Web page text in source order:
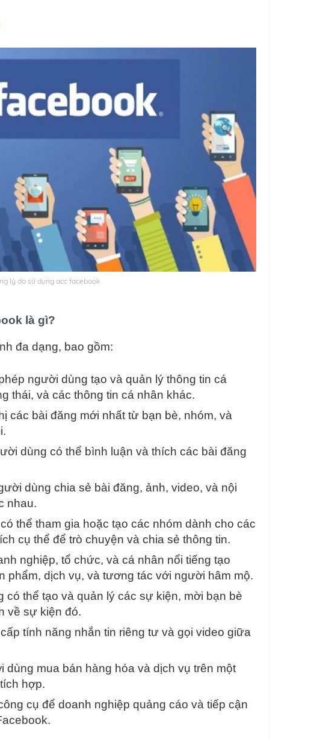
lý do sử dụng acc facebook
là gì?
đa dạng, bao gồm:
người dùng tạo và quản lý thông tin cá
thái, và các thông tin cá nhân khác.
các bài đăng mới nhất từ bạn bè, nhóm, và
dùng có thể bình luận và thích các bài đăng
dùng chia sẻ bài đăng, ảnh, video, và nội
nhau.
thể tham gia hoặc tạo các nhóm dành cho các
cụ thể để trò chuyện và chia sẻ thông tin.
nghiệp, tổ chức, và cá nhân nổi tiếng tạo
phẩm, dịch vụ, và tương tác với người hâm mộ.
có thể tạo và quản lý các sự kiện, mời bạn bè
về sự kiện đó.
tính năng nhắn tin riêng tư và gọi video giữa
dùng mua bán hàng hóa và dịch vụ trên một
hợp.
cụ để doanh nghiệp quảng cáo và tiếp cận